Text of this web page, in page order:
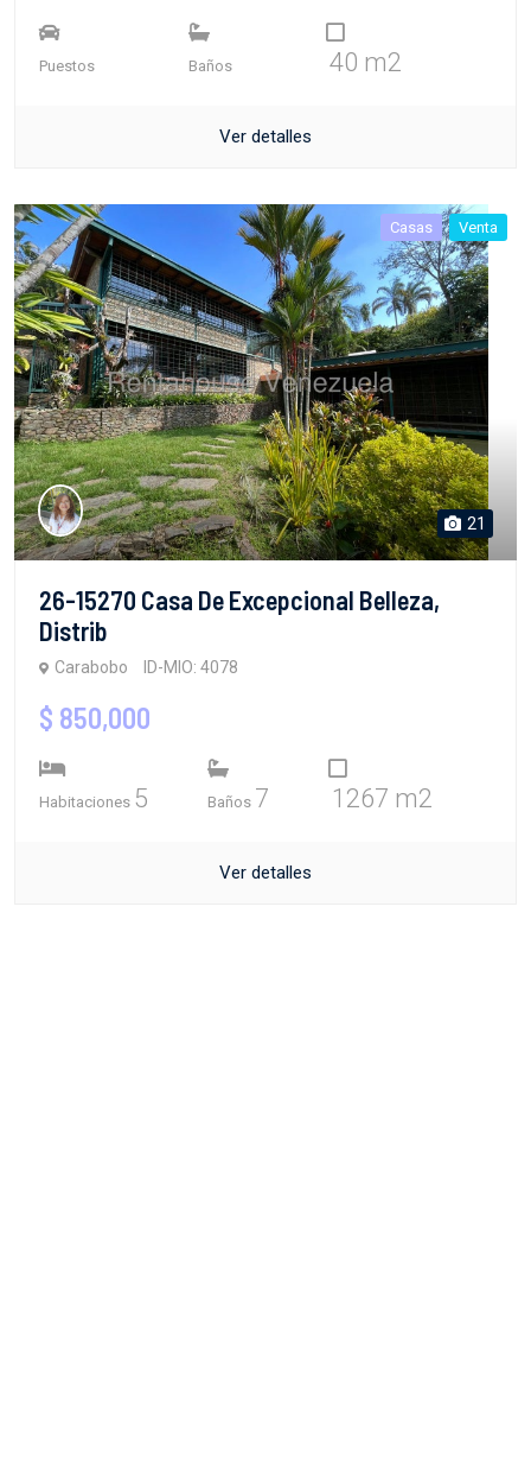
Puestos Baños 40 m2
Ver detalles
Casas Venta
21
26-15270 Casa De Excepcional Belleza,
Distrib
Carabobo ID-MIO: 4078
$ 850,000
Habitaciones 5 Baños 7 1267 m2
Ver detalles